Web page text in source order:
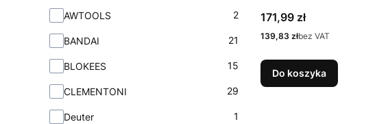
AWTOOLS 2
BANDAI 21
BLOKEES 15
CLEMENTONI 29
Deuter 1
Cena
171,99 zł
Cena
139,83 złbez VAT
Do koszyka